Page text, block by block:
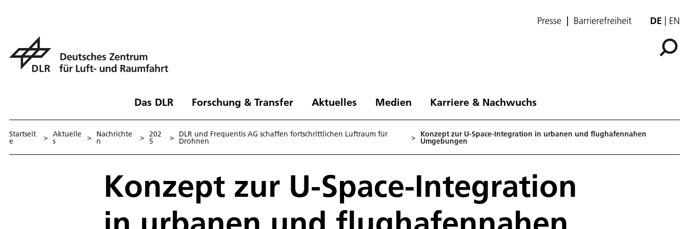
Presse Barrierefreiheit DE EN
Das DLR Forschung & Transfer Aktuelles Medien Karriere & Nachwuchs
Startseit
e > Aktuelle
s > Nachrichte
n > 202
5 > DLR und Frequentis AG schaffen fortschrittlichen Luftraum für
Drohnen > Konzept zur U-Space-Integration in urbanen und flughafennahen
Umgebungen
Konzept zur U-Space-Integration